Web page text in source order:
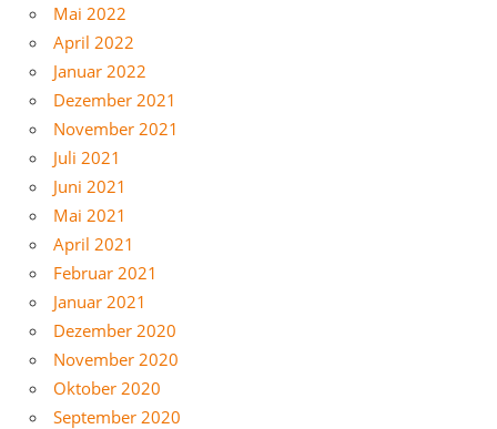
Mai 2022
April 2022
Januar 2022
Dezember 2021
November 2021
Juli 2021
Juni 2021
Mai 2021
April 2021
Februar 2021
Januar 2021
Dezember 2020
November 2020
Oktober 2020
September 2020